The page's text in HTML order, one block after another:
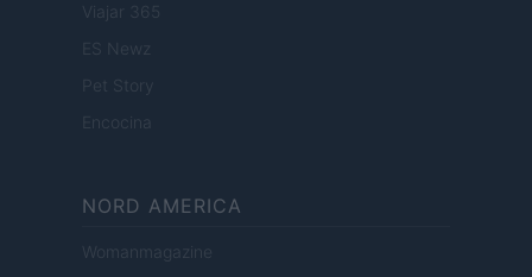
Viajar 365
ES Newz
Pet Story
Encocina
NORD AMERICA
Womanmagazine